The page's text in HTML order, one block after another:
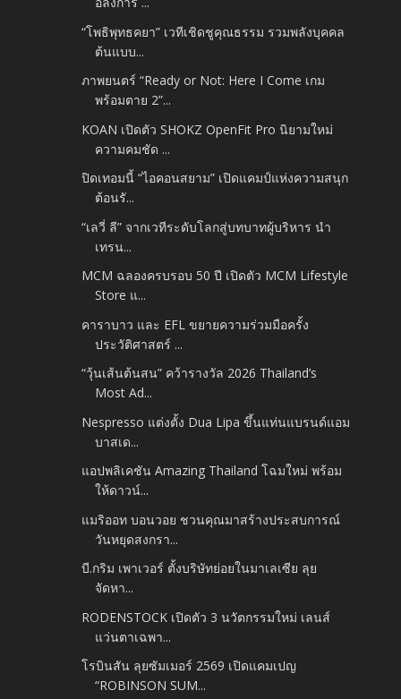
“โพธิพุทธคยา” เวทีเชิดชูคุณธรรม รวมพลังบุคคล
ต้นแบบ...
ภาพยนตร์ “Ready or Not: Here I Come เกม
พร้อมตาย 2”...
KOAN เปิดตัว SHOKZ OpenFit Pro นิยามใหม่
ความคมชัด ...
ปิดเทอมนี้ “ไอคอนสยาม” เปิดแคมป์แห่งความสนุก
ต้อนรั...
“เลวี่ ลี” จากเวทีระดับโลกสู่บทบาทผู้บริหาร นำ
เทรน...
MCM ฉลองครบรอบ 50 ปี เปิดตัว MCM Lifestyle
Store แ...
คาราบาว และ EFL ขยายความร่วมมือครั้ง
ประวัติศาสตร์ ...
“วุ้นเส้นต้นสน” คว้ารางวัล 2026 Thailand’s
Most Ad...
Nespresso แต่งตั้ง Dua Lipa ขึ้นแท่นแบรนด์แอม
บาสเด...
แอปพลิเคชัน Amazing Thailand โฉมใหม่ พร้อม
ให้ดาวน์...
แมริออท บอนวอย ชวนคุณมาสร้างประสบการณ์
วันหยุดสงกรา...
บี.กริม เพาเวอร์ ตั้งบริษัทย่อยในมาเลเซีย ลุย
จัดหา...
RODENSTOCK เปิดตัว 3 นวัตกรรมใหม่ เลนส์
แว่นตาเฉพา...
โรบินสัน ลุยซัมเมอร์ 2569 เปิดแคมเปญ
“ROBINSON SUM...